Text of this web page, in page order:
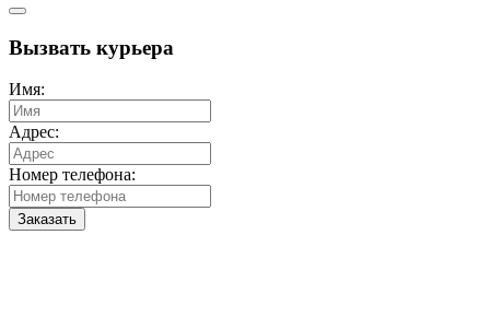
Вызвать курьера
Имя:
Адрес:
Номер телефона:
Заказать